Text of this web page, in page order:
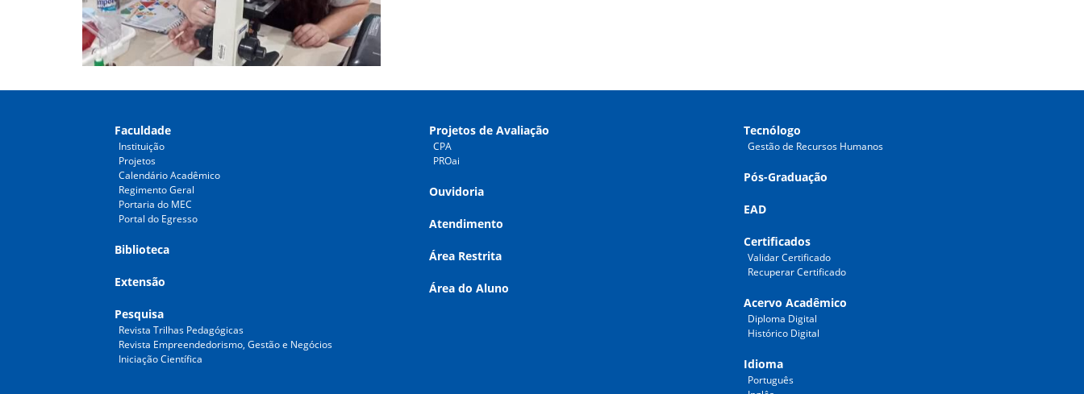
Faculdade
Instituição
Projetos
Calendário Acadêmico
Regimento Geral
Portaria do MEC
Portal do Egresso
Biblioteca
Extensão
Pesquisa
Revista Trilhas Pedagógicas
Revista Empreendedorismo, Gestão e Negócios
Iniciação Científica
Projetos de Avaliação
CPA
PROai
Ouvidoria
Atendimento
Área Restrita
Área do Aluno
Tecnólogo
Gestão de Recursos Humanos
Pós-Graduação
EAD
Certificados
Validar Certificado
Recuperar Certificado
Acervo Acadêmico
Diploma Digital
Histórico Digital
Idioma
Português